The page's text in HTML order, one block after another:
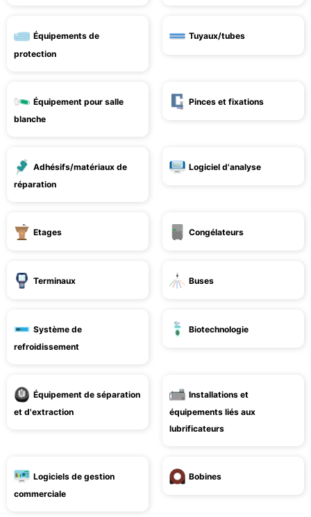
Équipements de
protection
Tuyaux/tubes
Équipement pour salle
blanche
Pinces et fixations
Adhésifs/matériaux de
réparation
Logiciel d'analyse
Etages Congélateurs
Terminaux Buses
Système de
refroidissement
Biotechnologie
Équipement de séparation
et d'extraction
Installations et
équipements liés aux
lubrificateurs
Logiciels de gestion
commerciale
Bobines